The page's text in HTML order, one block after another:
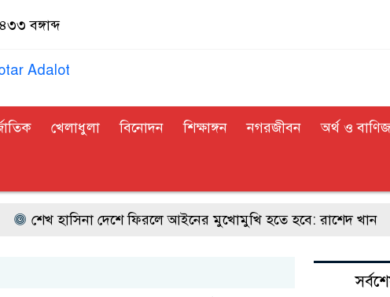
বঙ্গাব্দ
খেলাধুলা বিনোদন শিক্ষাঙ্গন নগরজীবন অর্থ ও
শেখ হাসিনা দেশে ফিরলে আইনের মুখোমুখি হতে হবে: রাশেদ খান